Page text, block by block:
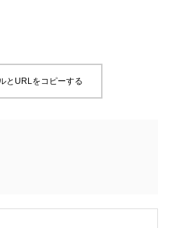
とURLをコピーする